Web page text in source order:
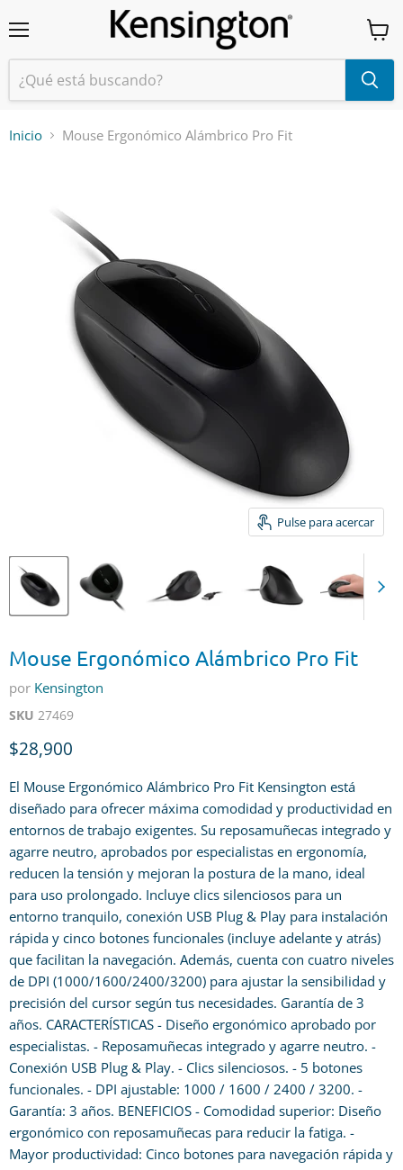
Ver
Inicio Mouse Ergonómico Alámbrico Pro Fit
Pulse para acercar
Mouse Ergonómico Alámbrico Pro Fit
por Kensington
SKU 27469
Precio actual
$28,900
El Mouse Ergonómico Alámbrico Pro Fit Kensington está
diseñado para ofrecer máxima comodidad y productividad en
entornos de trabajo exigentes. Su reposamuñecas integrado y
agarre neutro, aprobados por especialistas en ergonomía,
reducen la tensión y mejoran la postura de la mano, ideal
para uso prolongado. Incluye clics silenciosos para un
entorno tranquilo, conexión USB Plug & Play para instalación
rápida y cinco botones funcionales (incluye adelante y atrás)
que facilitan la navegación. Además, cuenta con cuatro niveles
de DPI (1000/1600/2400/3200) para ajustar la sensibilidad y
precisión del cursor según tus necesidades. Garantía de 3
años. CARACTERÍSTICAS - Diseño ergonómico aprobado por
especialistas. - Reposamuñecas integrado y agarre neutro. -
Conexión USB Plug & Play. - Clics silenciosos. - 5 botones
funcionales. - DPI ajustable: 1000 / 1600 / 2400 / 3200. -
Garantía: 3 años. BENEFICIOS - Comodidad superior: Diseño
ergonómico con reposamuñecas para reducir la fatiga. -
Mayor productividad: Cinco botones para navegación rápida y